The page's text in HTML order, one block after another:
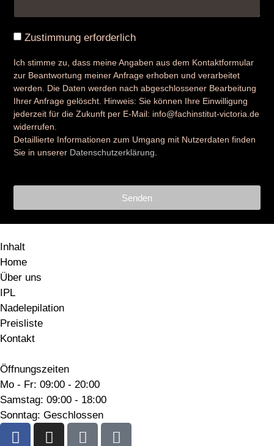
Zustimmung erforderlich
Ich stimme zu, dass meine Angaben aus dem Kontaktformular
zur Beantwortung meiner Anfrage erhoben und verarbeitet
werden. Die Daten werden nach abgeschlossener Bearbeitung
Ihrer Anfrage gelöscht. Hinweis: Sie können Ihre Einwilligung
jederzeit für die Zukunft per E-Mail: info@fachinstitut-victoria.de
widerrufen.
Detaillierte Informationen zum Umgang mit Nutzerdaten finden
Sie in unserer Datenschutzerklärung.
Senden
Inhalt
Home
Über uns
IPL
Nadelepilation
Preisliste
Kontakt
Öffnungszeiten
Mo - Fr: 09:00 - 20:00
Samstag: 09:00 - 18:00
Sonntag: Geschlossen